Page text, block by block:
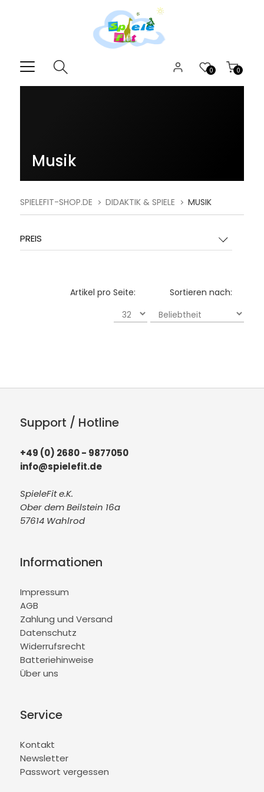
0
0
Musik
SPIELEFIT-SHOP.DE DIDAKTIK & SPIELE MUSIK
PREIS
Sortieren nach:
Artikel pro Seite:
Support / Hotline
+49 (0) 2680 - 9877050
info@spielefit.de
SpieleFit e.K.
Ober dem Beilstein 16a
57614 Wahlrod
Informationen
Impressum
AGB
Zahlung und Versand
Datenschutz
Widerrufsrecht
Batteriehinweise
Über uns
Service
Kontakt
Newsletter
Passwort vergessen